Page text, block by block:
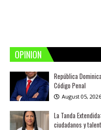
OPINION
República
Código Penal
August 05, 2026
La Tanda
ciudadanos y